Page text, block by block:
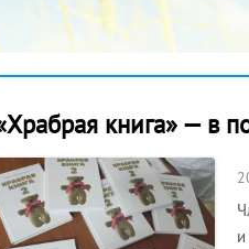
книга» — в